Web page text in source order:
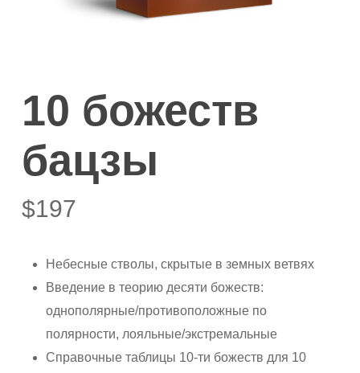
10 божеств
бацзы
$197
Небесные стволы, скрытые в земных ветвях
Введение в теорию десяти божеств:
однополярные/противоположные по
полярности, лояльные/экстремальные
Справочные таблицы 10-ти божеств для 10